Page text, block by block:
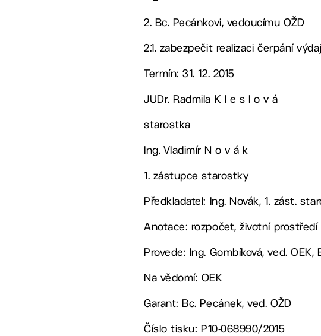
2. Bc. Pecánkovi, vedoucímu OŽD
2.1. zabezpečit realizaci čerpání
Termín: 31. 12. 2015
JUDr. Radmila K l e s l o v á
starostka
Ing. Vladimír N o v á k
1. zástupce starostky
Předkladatel: Ing. Novák, 1. zást.
Anotace: rozpočet, životní prostředí
Provede: Ing. Gombíková, ved. OEK,
Na vědomí: OEK
Garant: Bc. Pecánek, ved. OŽD
Číslo tisku: P10-068990/2015